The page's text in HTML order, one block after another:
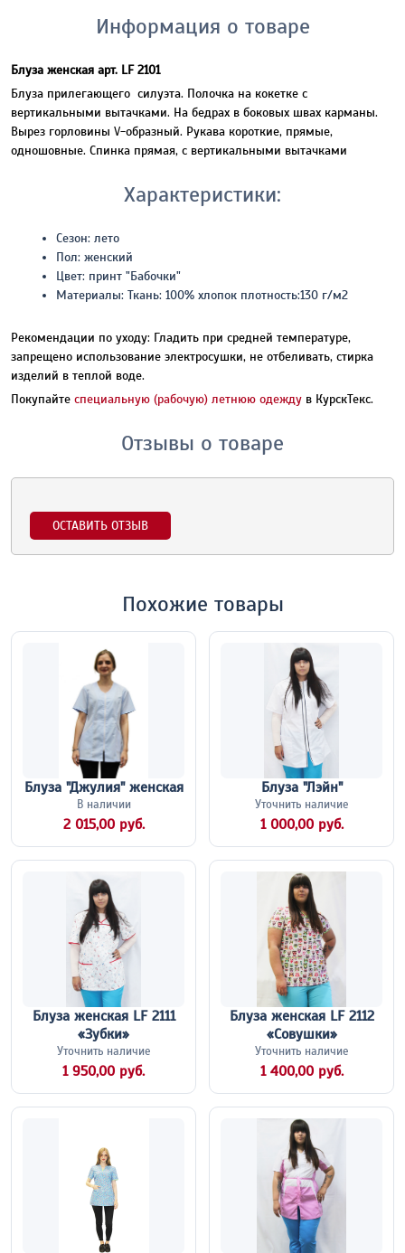
Информация о товаре
Блуза женская арт. LF 2101
Блуза прилегающего силуэта. Полочка на кокетке с
вертикальными вытачками. На бедрах в боковых швах карманы.
Вырез горловины V-образный. Рукава короткие, прямые,
одношовные. Спинка прямая, с вертикальными вытачками
Характеристики:
Сезон: лето
Пол: женский
Цвет: принт "Бабочки"
Материалы: Ткань: 100% хлопок плотность:130 г/м2
Рекомендации по уходу: Гладить при средней температуре,
запрещено использование электросушки, не отбеливать, стирка
изделий в теплой воде.
Покупайте специальную (рабочую) летнюю одежду в КурскТекс.
Отзывы о товаре
ОСТАВИТЬ ОТЗЫВ
Похожие товары
Блуза "Джулия" женская
В наличии
2 015,00 руб.
Блуза "Лэйн"
Уточнить наличие
1 000,00 руб.
Блуза женская LF 2111
«Зубки»
Уточнить наличие
1 950,00 руб.
Блуза женская LF 2112
«Совушки»
Уточнить наличие
1 400,00 руб.